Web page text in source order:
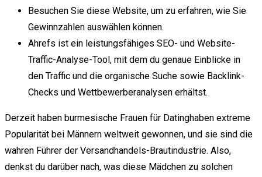
Besuchen Sie diese Website, um zu erfahren, wie Sie
Gewinnzahlen auswählen können.
Ahrefs ist ein leistungsfähiges SEO- und Website-
Traffic-Analyse-Tool, mit dem du genaue Einblicke in
den Traffic und die organische Suche sowie Backlink-
Checks und Wettbewerberanalysen erhältst.
Derzeit haben burmesische Frauen für Datinghaben extreme
Popularität bei Männern weltweit gewonnen, und sie sind die
wahren Führer der Versandhandels-Brautindustrie. Also,
denkst du darüber nach, was diese Mädchen zu solchen